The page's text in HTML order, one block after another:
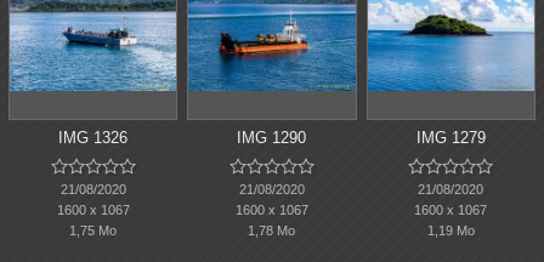
IMG 1326

21/08/2020
1600 x 1067
1,75 Mo
IMG 1290

21/08/2020
1600 x 1067
1,78 Mo
IMG 1279

21/08/2020
1600 x 1067
1,19 Mo